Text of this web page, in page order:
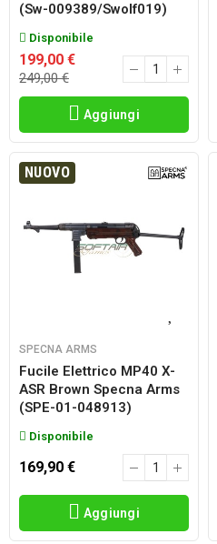
(sw-009389/swolf019)
Disponibile
199,00 €
249,00 €
Aggiungi
NUOVO
SPECNA ARMS
Fucile Elettrico MP40 X-
ASR Brown Specna Arms
(SPE-01-048913)
Disponibile
169,90 €
Aggiungi